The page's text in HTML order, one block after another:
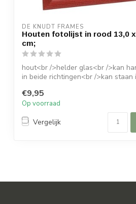
DE KNUDT FRAMES
Houten fotolijst in rood 13,0
cm;
hout<br />helder glas<br />kan
in beide richtingen<br />kan staan
€9,95
Op voorraad
Vergelijk